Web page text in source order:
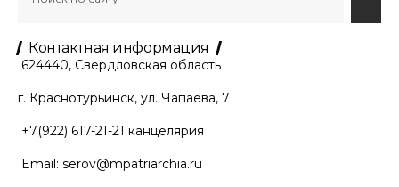
Контактная информация
624440, Свердловская область
г. Краснотурьинск, ул. Чапаева, 7
+7(922) 617-21-21 канцелярия
Email: serov@mpatriarchia.ru